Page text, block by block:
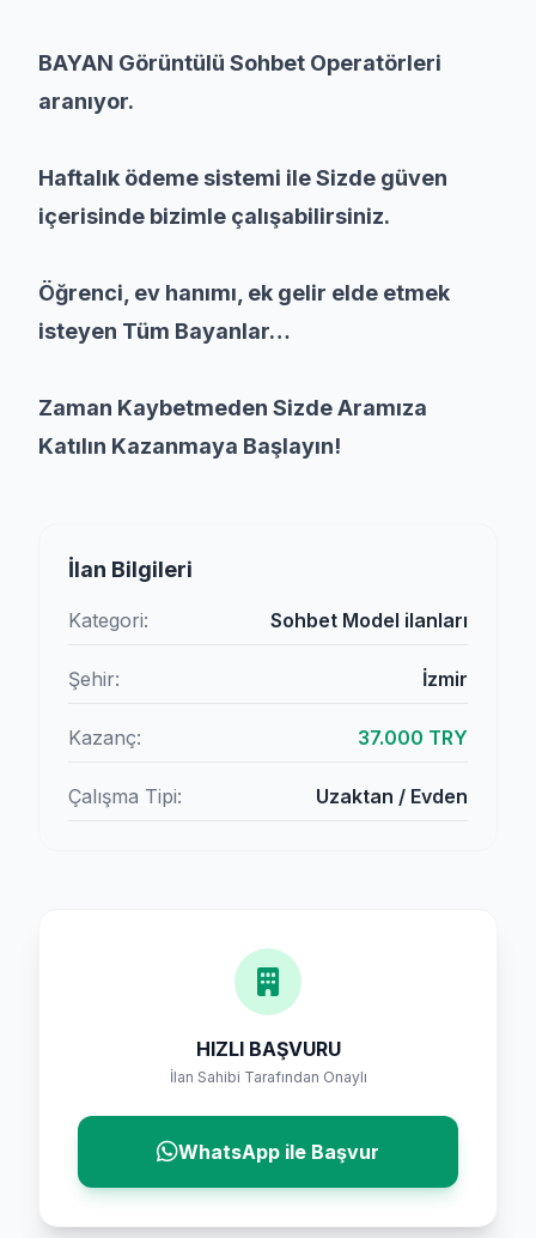
BAYAN Görüntülü Sohbet Operatörleri
aranıyor.
Haftalık ödeme sistemi ile Sizde güven
içerisinde bizimle çalışabilirsiniz.
Öğrenci, ev hanımı, ek gelir elde etmek
isteyen Tüm Bayanlar…
Zaman Kaybetmeden Sizde Aramıza
Katılın Kazanmaya Başlayın!
İlan Bilgileri
Kategori: Sohbet Model ilanları
Şehir: İzmir
Kazanç: 37.000 TRY
Çalışma Tipi: Uzaktan / Evden
HIZLI BAŞVURU
İlan Sahibi Tarafından Onaylı
WhatsApp ile Başvur